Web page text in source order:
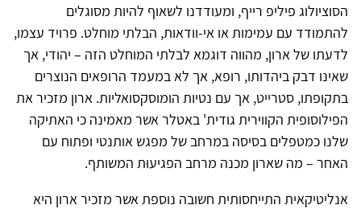
הסוציולוג פיליפ רייף, ומעודדנו לשאוף להיות מסוגלים
להתמודד עם עמימות או אי-וודאות, הבלתי מוחלט. פרויד עצמו,
לדעתו של ארון, מהווה דוגמא לבלתי המוחלט הזה – יהודי, אך
שאינו דבק ביהדותו, רופא, אך לא במעמד הרופאים הנוצרים
בתקופתו, סטרייט, אך עם נטיות הומוסקסואליות. ארון מזכיר את
הפילוסופית הקווירית גודית' באטלר אשר מאמינה כי האתיקה
שלנו כמטפלים בסיסה במרחב של מפגש אותנטי ופתוח עם
האחר – מה שארון מכנה מרחב הפגיעוּת המשותף.
אנליטיקאית התייחסותית חשובה נוספת אשר מזכיר ארון היא